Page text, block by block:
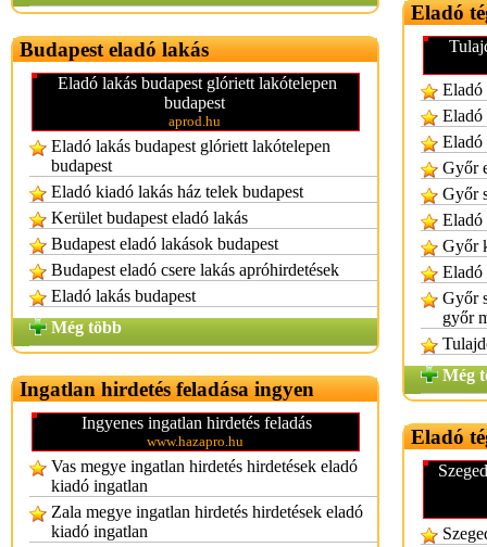
Budapest eladó lakás
Eladó lakás budapest glóriett lakótelepen
budapest
aprod.hu
Eladó lakás budapest glóriett lakótelepen
budapest
Eladó kiadó lakás ház telek budapest
Kerület budapest eladó lakás
Budapest eladó lakások budapest
Budapest eladó csere lakás apróhirdetések
Eladó lakás budapest
Még több
Ingatlan hirdetés feladása ingyen
Ingyenes ingatlan hirdetés feladás
www.hazapro.hu
Vas megye ingatlan hirdetés hirdetések eladó
kiadó ingatlan
Zala megye ingatlan hirdetés hirdetések eladó
kiadó ingatlan
Eladó
Eladó
Eladó
Eladó
Győr
Győr
Eladó
Győr
Eladó
Győr
győr
Még
Eladó